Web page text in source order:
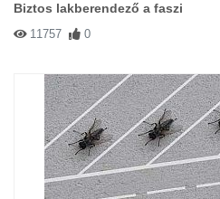
Biztos lakberendező a faszi
11757 0